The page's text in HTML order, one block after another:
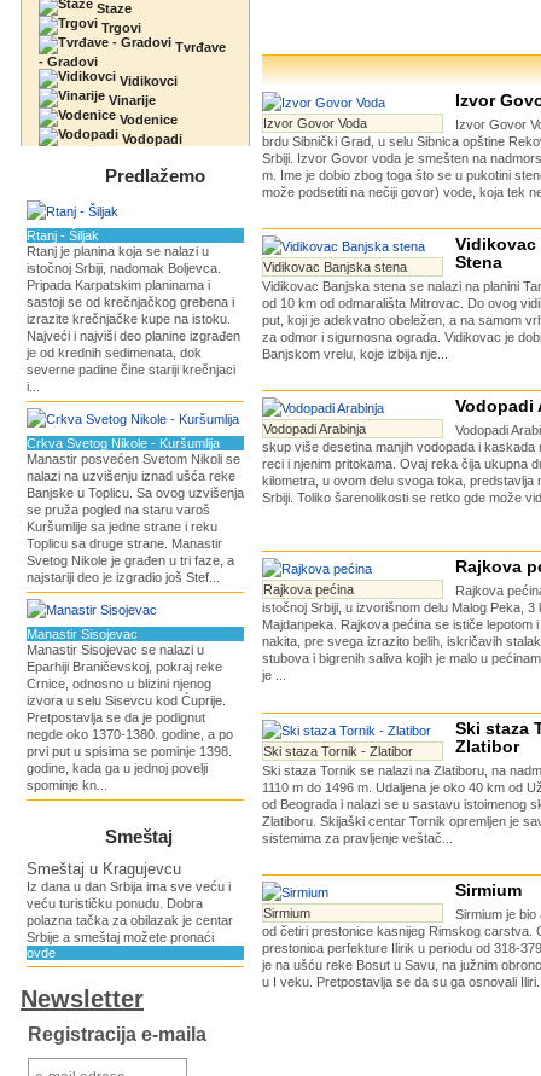
Staze
Trgovi
Tvrđave
- Gradovi
Vidikovci
Vinarije
Vodenice
Vodopadi
Predlažemo
Rtanj - Šiljak
Rtanj je planina koja se nalazi u
istočnoj Srbiji, nadomak Boljevca.
Pripada Karpatskim planinama i
sastoji se od krečnjačkog grebena i
izrazite krečnjačke kupe na istoku.
Najveći i najviši deo planine izgrađen
je od krednih sedimenata, dok
severne padine čine stariji krečnjaci
i...
Crkva Svetog Nikole - Kuršumlija
Manastir posvećen Svetom Nikoli se
nalazi na uzvišenju iznad ušća reke
Banjske u Toplicu. Sa ovog uzvišenja
se pruža pogled na staru varoš
Kuršumlije sa jedne strane i reku
Toplicu sa druge strane. Manastir
Svetog Nikole je građen u tri faze, a
najstariji deo je izgradio još Stef...
Manastir Sisojevac
Manastir Sisojevac se nalazi u
Eparhiji Braničevskoj, pokraj reke
Crnice, odnosno u blizini njenog
izvora u selu Sisevcu kod Ćuprije.
Pretpostavlja se da je podignut
negde oko 1370-1380. godine, a po
prvi put u spisima se pominje 1398.
godine, kada ga u jednoj povelji
spominje kn...
Smeštaj
Smeštaj u Kragujevcu
Iz dana u dan Srbija ima sve veću i
veću turističku ponudu. Dobra
polazna tačka za obilazak je centar
Srbije a smeštaj možete pronaći
ovde
Newsletter
Registracija e-maila
Izvor Govor Voda
Izvor
Izvor Govor
brdu Sibnički Grad, u selu Sibnica opštine
Srbiji. Izvor Govor voda je smešten na
m. Ime je dobio zbog toga što se u pukotini
može podsetiti na nečiji govor) vode, koja tek
Vidikovac Banjska stena
Vidikovac
Stena
Vidikovac Banjska stena se nalazi na planini
od 10 km od odmarališta Mitrovac. Do ovog
put, koji je adekvatno obeležen, a na samom
za odmor i sigurnosna ograda. Vidikovac je
Banjskom vrelu, koje izbija nje...
Vodopadi Arabinja
Vodopadi
Vodopadi
skup više desetina manjih vodopada i kaskada
reci i njenim pritokama. Ovaj reka čija ukupna
kilometra, u ovom delu svoga toka, predstavlja
Srbiji. Toliko šarenolikosti se retko gde može
Rajkova pećina
Rajkova
Rajkova
istočnoj Srbiji, u izvorišnom delu Malog Peka, 3
Majdanpeka. Rajkova pećina se ističe lepotom
nakita, pre svega izrazito belih, iskričavih
stubova i bigrenih saliva kojih je malo u
je ...
Ski staza Tornik - Zlatibor
Ski staza
Zlatibor
Ski staza Tornik se nalazi na Zlatiboru, na
1110 m do 1496 m. Udaljena je oko 40 km od
od Beograda i nalazi se u sastavu istoimenog
Zlatiboru. Skijaški centar Tornik opremljen je
sistemima za pravljenje veštač...
Sirmium
Sirmium
Sirmium je bio
od četiri prestonice kasnijeg Rimskog carstva.
prestonica perfekture Ilirik u periodu od 318-
je na ušću reke Bosut u Savu, na južnim
u I veku. Pretpostavlja se da su ga osnovali